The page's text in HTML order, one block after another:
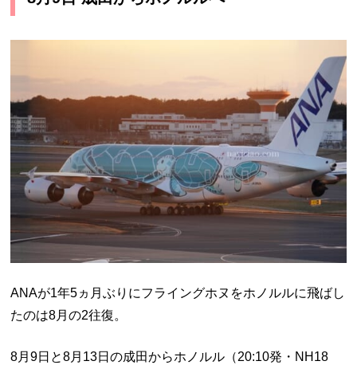
ANAが1年5ヵ月ぶりにフライングホヌをホノルルに飛ばし
たのは8月の2往復。
8月9日と8月13日の成田からホノルル（20:10発・NH18